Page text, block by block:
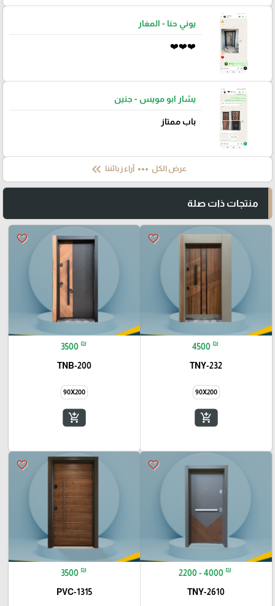
يوني حنا - المغار
❤️❤️❤️
يشار ابو مويس - جنين
باب ممتاز
عرض الكل more_horiz آراء زبائننا keyboard_double_arrow_left
منتجات ذات صلة
favorite_border
4500 ₪
TNY-232
90X200
add_shopping_cart
favorite_border
3500 ₪
TNB-200
90X200
add_shopping_cart
favorite_border
2200 - 4000 ₪
TNY-2610
favorite_border
3500 ₪
PVC-1315